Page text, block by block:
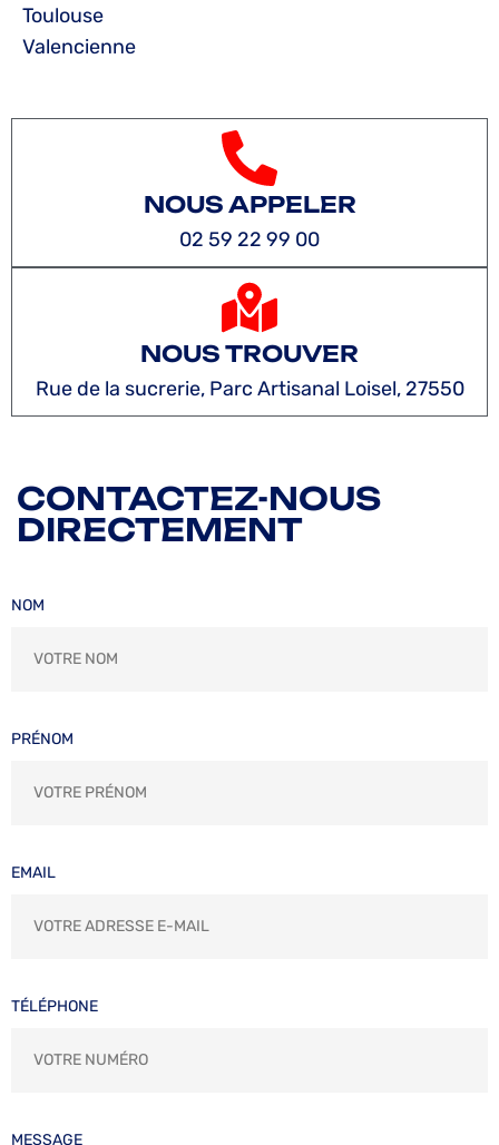
Toulouse
Valencienne
NOUS APPELER
02 59 22 99 00
NOUS TROUVER
Rue de la sucrerie, Parc Artisanal Loisel, 27550
CONTACTEZ-NOUS
DIRECTEMENT
NOM
PRÉNOM
EMAIL
TÉLÉPHONE
MESSAGE